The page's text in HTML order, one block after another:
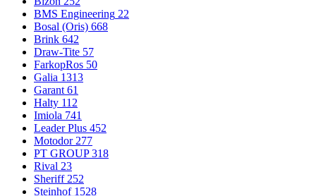
BMS Engineering 22
Bosal (Oris) 668
Brink 642
Draw-Tite 57
FarkopRos 50
Galia 1313
Garant 61
Halty 112
Imiola 741
Leader Plus 452
Motodor 277
PT GROUP 318
Rival 23
Sheriff 252
Steinhof 1528